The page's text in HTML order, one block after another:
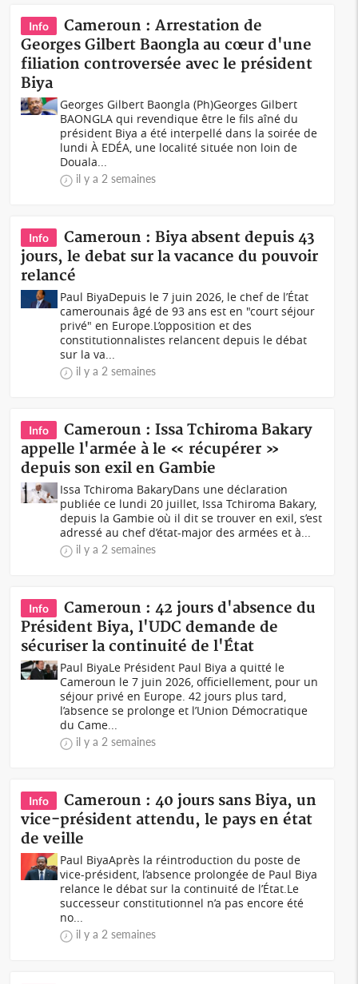
Info
Cameroun : Arrestation de
Georges Gilbert Baongla au cœur d'une
filiation controversée avec le président
Biya
Georges Gilbert Baongla (Ph)Georges Gilbert
BAONGLA qui revendique être le fils aîné du
président Biya a été interpellé dans la soirée de
lundi À EDÉA, une localité située non loin de
Douala...
il y a 2 semaines
Info
Cameroun : Biya absent depuis 43
jours, le debat sur la vacance du pouvoir
relancé
Paul BiyaDepuis le 7 juin 2026, le chef de l’État
camerounais âgé de 93 ans est en "court séjour
privé" en Europe.L’opposition et des
constitutionnalistes relancent depuis le débat
sur la va...
il y a 2 semaines
Info
Cameroun : Issa Tchiroma Bakary
appelle l'armée à le « récupérer »
depuis son exil en Gambie
Issa Tchiroma BakaryDans une déclaration
publiée ce lundi 20 juillet, Issa Tchiroma Bakary,
depuis la Gambie où il dit se trouver en exil, s’est
adressé au chef d’état-major des armées et à...
il y a 2 semaines
Info
Cameroun : 42 jours d'absence du
Président Biya, l'UDC demande de
sécuriser la continuité de l'État
Paul BiyaLe Président Paul Biya a quitté le
Cameroun le 7 juin 2026, officiellement, pour un
séjour privé en Europe. 42 jours plus tard,
l’absence se prolonge et l’Union Démocratique
du Came...
il y a 2 semaines
Info
Cameroun : 40 jours sans Biya, un
vice-président attendu, le pays en état
de veille
Paul BiyaAprès la réintroduction du poste de
vice-président, l’absence prolongée de Paul Biya
relance le débat sur la continuité de l’État.Le
successeur constitutionnel n’a pas encore été
no...
il y a 2 semaines